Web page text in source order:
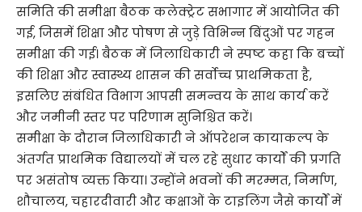
समिति की समीक्षा बैठक कलेक्ट्रेट सभागार में आयोजित की
गई, जिसमें शिक्षा और पोषण से जुड़े विभिन्न बिंदुओं पर गहन
समीक्षा की गई। बैठक में जिलाधिकारी ने स्पष्ट कहा कि बच्चों
की शिक्षा और स्वास्थ्य शासन की सर्वोच्च प्राथमिकता है,
इसलिए संबंधित विभाग आपसी समन्वय के साथ कार्य करें
और जमीनी स्तर पर परिणाम सुनिश्चित करें।
समीक्षा के दौरान जिलाधिकारी ने ऑपरेशन कायाकल्प के
अंतर्गत प्राथमिक विद्यालयों में चल रहे सुधार कार्यों की प्रगति
पर असंतोष व्यक्त किया। उन्होंने भवनों की मरम्मत, निर्माण,
शौचालय, चहारदीवारी और कक्षाओं के टाइलिंग जैसे कार्यों में